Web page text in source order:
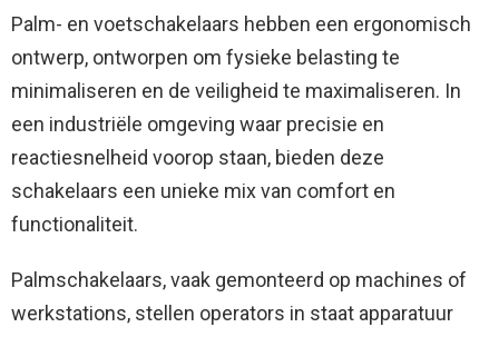
Palm- en voetschakelaars hebben een ergonomisch
ontwerp, ontworpen om fysieke belasting te
minimaliseren en de veiligheid te maximaliseren. In
een industriële omgeving waar precisie en
reactiesnelheid voorop staan, bieden deze
schakelaars een unieke mix van comfort en
functionaliteit.
Palmschakelaars, vaak gemonteerd op machines of
werkstations, stellen operators in staat apparatuur